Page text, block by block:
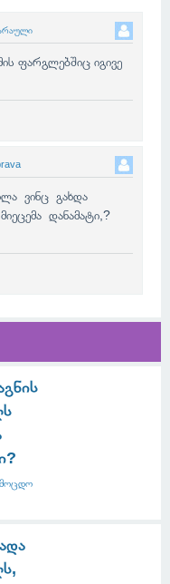
ფარგლებშიც იგივე
ვინც გახდა
დანამატი,?